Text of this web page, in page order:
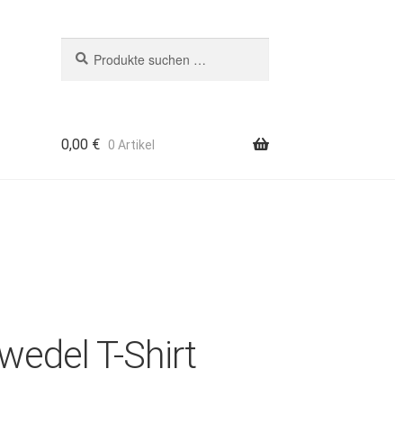
nach:
0,00 € 0 Artikel
T-Shirt